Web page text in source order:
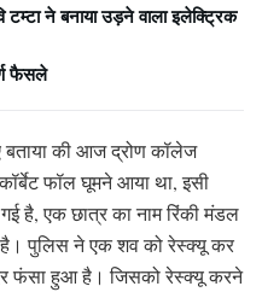
ने बनाया उड़ने वाला इलेक्ट्रिक
फैसले
बताया की आज द्रोण कॉलेज
फॉल घूमने आया था, इसी
गई है, एक छात्र का नाम रिंकी मंडल
है। पुलिस ने एक शव को रेस्क्यू कर
फंसा हुआ है। जिसको रेस्क्यू करने